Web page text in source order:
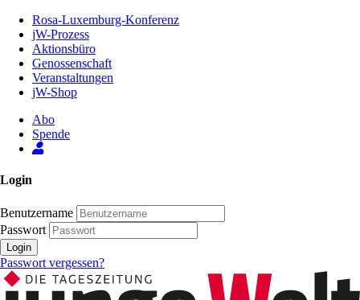
Inhalt
Seite
Rosa-Luxemburg-Konferenz
jW-Prozess
Aktionsbüro
Genossenschaft
Veranstaltungen
jW-Shop
Abo
Spende
Login
Benutzername
Passwort
Login
Passwort vergessen?